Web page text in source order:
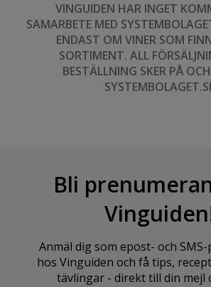
VINGUIDEN HAR INGET
SAMARBETE MED
ENDAST OM VINER SOM
SORTIMENT. ALL
BESTÄLLNING SKER PÅ
Bli
Anmäl dig som epost- och
hos Vinguiden och få tips,
tävlingar - direkt till din mejl